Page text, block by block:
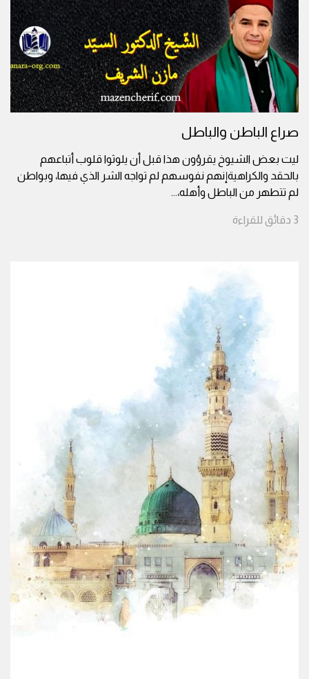
صراع الباطن والباطل
ليت بعض الشيوخ يقرؤون هذا قبل أن يلوثوا قلوب أتباعهم
بالحقد والكراهيةإنهم نفوسهم لم تواجه الشر الذي فيها، وبواطن
لم تتطهر من الباطل وأهله،...
3 دقائق للقراءة